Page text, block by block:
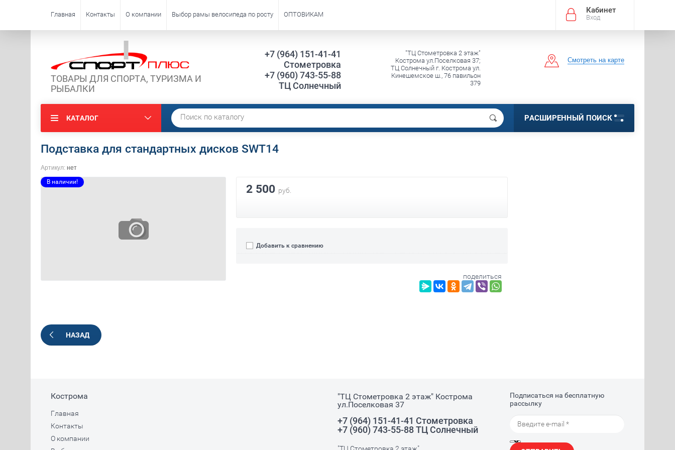
Кабинет
Вход
Главная Контакты О компании Выбор рамы велосипеда по росту ОПТОВИКАМ
ТОВАРЫ ДЛЯ СПОРТА, ТУРИЗМА И
РЫБАЛКИ
+7 (964) 151-41-41
Стометровка
+7 (960) 743-55-88
ТЦ Солнечный
"ТЦ Стометровка 2 этаж"
Кострома ул.Поселковая 37;
ТЦ Солнечный г. Кострома ул.
Кинешемское ш., 76 павильон
379
Смотреть на карте
КАТАЛОГ РАСШИРЕННЫЙ ПОИСК
Подставка для стандартных дисков SWT14
Артикул: нет
В наличии!
2 500 руб.
Добавить к сравнению
поделиться
НАЗАД
Кострома
Главная
Контакты
О компании
"ТЦ Стометровка 2 этаж" Кострома
ул.Поселковая 37
+7 (964) 151-41-41 Стометровка
+7 (960) 743-55-88 ТЦ Солнечный
Подписаться на бесплатную
рассылку